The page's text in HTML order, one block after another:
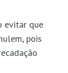
evitar que
pois